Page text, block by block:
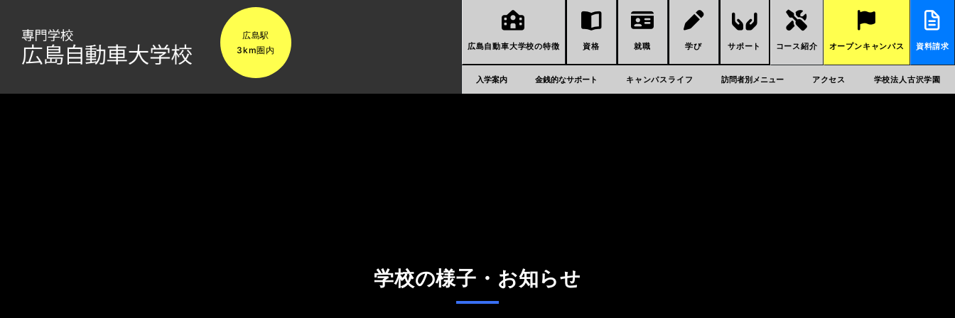
広島駅
3km圏内
広島自動車大学校の特徴 資格 就職 学び サポート コース紹介 オープンキャンパス 資料請求
入学案内 金銭的なサポート キャンパスライフ 訪問者別メニュー アクセス 学校法人古沢学園
学校の様子・お知らせ